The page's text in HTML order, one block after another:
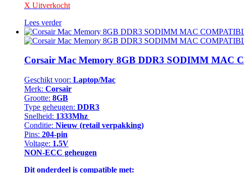
X Uitverkocht
Lees verder
Corsair Mac Memory 8GB DDR3 SODIMM MAC
Geschikt voor: Laptop/Mac
Merk: Corsair
Grootte: 8GB
Type geheugen: DDR3
Snelheid: 1333Mhz
Conditie: Nieuw (retail verpakking)
Pins: 204-pin
Voltage: 1.5V
NON-ECC geheugen
Dit onderdeel is compatible met: